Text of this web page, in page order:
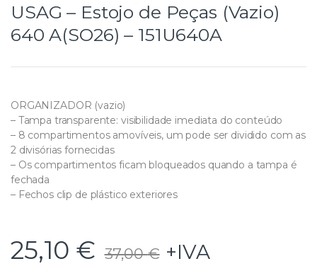
USAG – Estojo de Peças (Vazio)
640 A(SO26) – 151U640A
ORGANIZADOR (vazio)
– Tampa transparente: visibilidade imediata do conteúdo
– 8 compartimentos amovíveis, um pode ser dividido com as
2 divisórias fornecidas
– Os compartimentos ficam bloqueados quando a tampa é
fechada
– Fechos clip de plástico exteriores
25,10 € 37,00€ +IVA